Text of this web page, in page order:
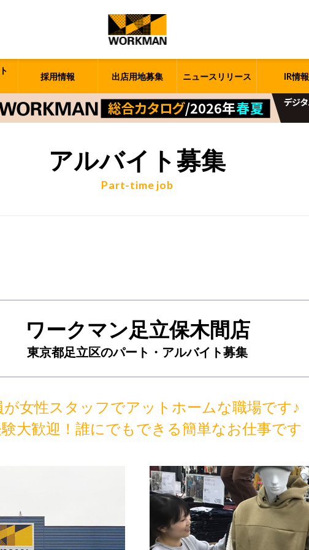
採用情報 出店用地募集 ニュースリリース IR情報
アルバイト募集
Part-time job
ワークマン足立保木間店
東京都足立区のパート・アルバイト募集
が女性スタッフでアットホームな職場です♪
大歓迎！誰にでもできる簡単なお仕事です